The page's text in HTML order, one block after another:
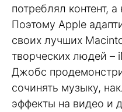
потреблял контент,
Поэтому Apple
своих лучших
творческих людей –
Джобс
сочинять музыку,
эффекты на видео и